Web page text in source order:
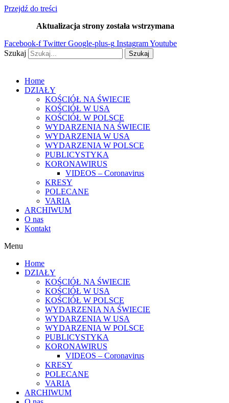
Przejdź do treści
Aktualizacja strony została wstrzymana
Facebook-f Twitter Google-plus-g InstagramYoutube
Szukaj
Szukaj
Home
DZIAŁY
KOŚCIÓŁ NA ŚWIECIE
KOŚCIÓŁ W USA
KOŚCIÓŁ W POLSCE
WYDARZENIA NA ŚWIECIE
WYDARZENIA W USA
WYDARZENIA W POLSCE
PUBLICYSTYKA
KORONAWIRUS
VIDEOS – Coronavirus
KRESY
POLECANE
VARIA
ARCHIWUM
O nas
Kontakt
Menu
Home
DZIAŁY
KOŚCIÓŁ NA ŚWIECIE
KOŚCIÓŁ W USA
KOŚCIÓŁ W POLSCE
WYDARZENIA NA ŚWIECIE
WYDARZENIA W USA
WYDARZENIA W POLSCE
PUBLICYSTYKA
KORONAWIRUS
VIDEOS – Coronavirus
KRESY
POLECANE
VARIA
ARCHIWUM